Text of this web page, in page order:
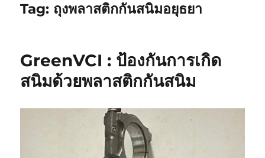
Tag: ถุงพลาสติกกันสนิมอยุธยา
GreenVCI : ป้องกันการเกิด
สนิมด้วยพลาสติกกันสนิม